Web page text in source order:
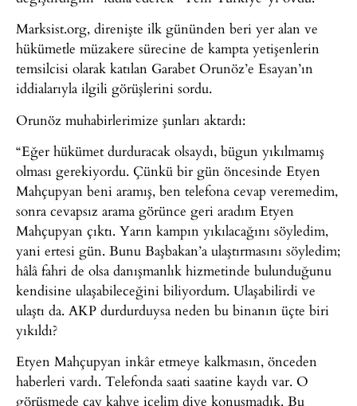
Marksist.org, direnişte ilk gününden beri yer alan ve
hükümetle müzakere sürecine de kampta yetişenlerin
temsilcisi olarak katılan Garabet Orunöz’e Esayan’ın
iddialarıyla ilgili görüşlerini sordu.
Orunöz muhabirlerimize şunları aktardı:
“Eğer hükümet durduracak olsaydı, bügun yıkılmamış
olması gerekiyordu. Çünkü bir gün öncesinde Etyen
Mahçupyan beni aramış, ben telefona cevap veremedim,
sonra cevapsız arama görünce geri aradım Etyen
Mahçupyan çıktı. Yarın kampın yıkılacağını söyledim,
yani ertesi gün. Bunu Başbakan’a ulaştırmasını söyledim;
hâlâ fahri de olsa danışmanlık hizmetinde bulunduğunu
kendisine ulaşabileceğini biliyordum. Ulaşabilirdi ve
ulaştı da. AKP durdurduysa neden bu binanın üçte biri
yıkıldı?
Etyen Mahçupyan inkâr etmeye kalkmasın, önceden
haberleri vardı. Telefonda saati saatine kaydı var. O
görüşmede çay kahve içelim diye konuşmadık. Bu